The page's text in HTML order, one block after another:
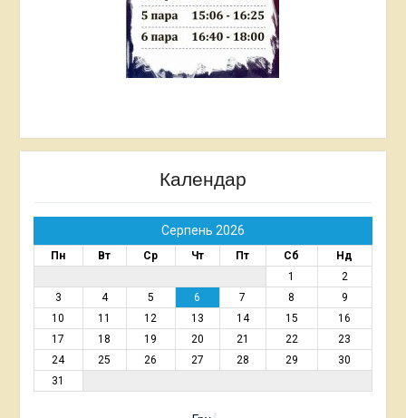
Календар
Серпень 2026
Пн Вт Ср Чт Пт Сб
Нд
1
2
3
4 5 6 7 8
9
10
11 12 13 14 15
16
17
18 19 20 21 22
23
24
25 26 27 28 29
30
31